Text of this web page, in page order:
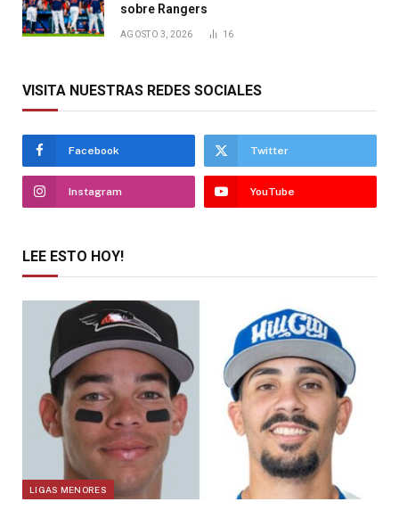
sobre Rangers
AGOSTO 3, 2026 16
VISITA NUESTRAS REDES SOCIALES
Facebook Twitter
Instagram YouTube
LEE ESTO HOY!
LIGAS MENORES